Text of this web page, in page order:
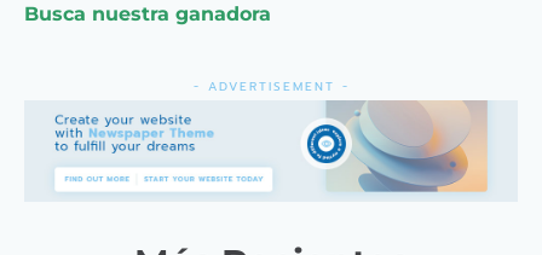
Busca nuestra ganadora
- ADVERTISEMENT -